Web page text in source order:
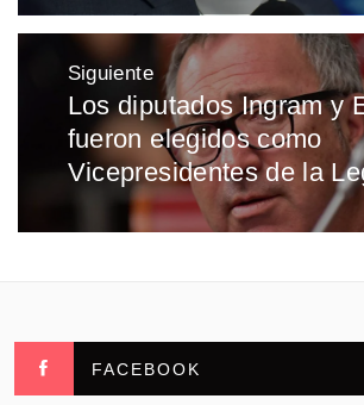
Siguiente
Entrada
siguiente:
Los diputados Ingram y
fueron elegidos como
Vicepresidentes de la
FACEBOOK